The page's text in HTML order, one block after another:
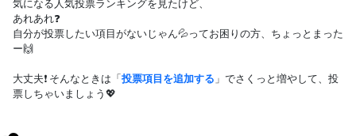
気になる人気投票ランキングを見たけど、
あれあれ❓
自分が投票したい項目がないじゃん💦ってお困りの方、ちょっとまった
ー🙌
大丈夫❗ そんなときは「 投票項目を追加する 」でさくっと増やして、投
票しちゃいましょう💖